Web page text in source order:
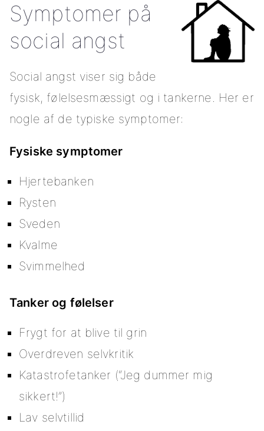
Symptomer på
social angst
Social angst viser sig både
fysisk, følelsesmæssigt og i tankerne. Her er
nogle af de typiske symptomer:
Fysiske symptomer
Hjertebanken
Rysten
Sveden
Kvalme
Svimmelhed
Tanker og følelser
Frygt for at blive til grin
Overdreven selvkritik
Katastrofetanker (“Jeg dummer mig
sikkert!”)
Lav selvtillid